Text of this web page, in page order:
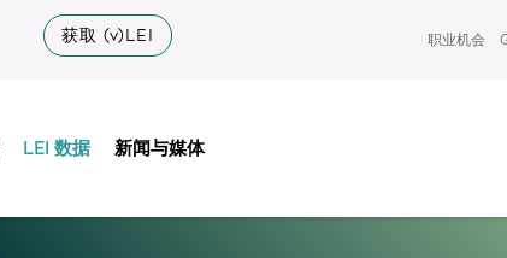
获取 (v)LEI 职业机会
LEI 数据 新闻与媒体